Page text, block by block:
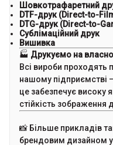
Шовкотрафаретний
DTF-друк (Direct-to-
DTG-друк (Direct-to-
Сублімаційний друк
Вишивка
🏭 Друкуємо на
Всі вироби проходять
нашому підприємстві
це забезпечує високу
стійкість зображення
📸 Більше прикладів
брендовим дизайном у